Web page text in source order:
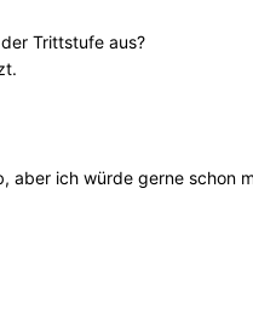
Trittstufe aus?
aber ich würde gerne schon